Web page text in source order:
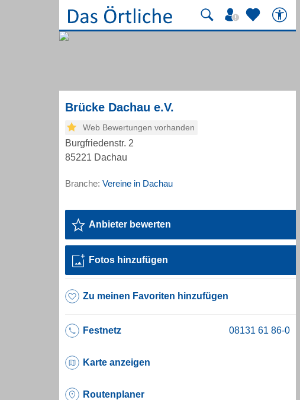
Brücke Dachau e.V.
Web Bewertungen vorhanden
Burgfriedenstr. 2
85221 Dachau
Branche: Vereine in Dachau
Anbieter bewerten
Fotos hinzufügen
Zu meinen Favoriten hinzufügen
Festnetz
Karte anzeigen
Routenplaner